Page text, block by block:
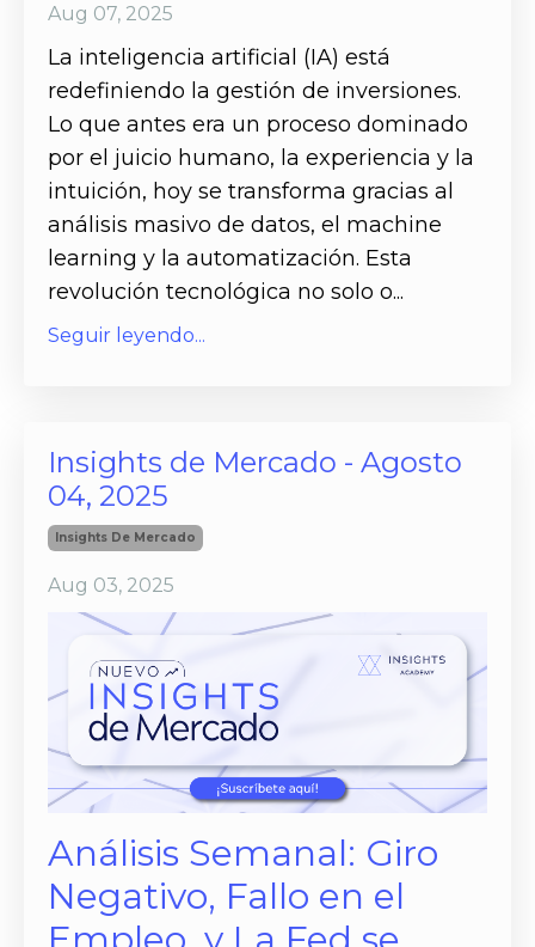
Aug 07, 2025
La inteligencia artificial (IA) está
redefiniendo la gestión de inversiones.
Lo que antes era un proceso dominado
por el juicio humano, la experiencia y la
intuición, hoy se transforma gracias al
análisis masivo de datos, el machine
learning y la automatización. Esta
revolución tecnológica no solo o...
Seguir leyendo...
Insights de Mercado - Agosto
04, 2025
Insights De Mercado
Aug 03, 2025
Análisis Semanal: Giro
Negativo, Fallo en el